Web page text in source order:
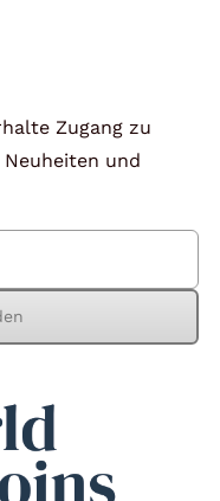
Zugang zu
Neuheiten und